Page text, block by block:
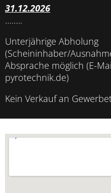
31.12.2026
……..
Unterjährige Abholung
(Scheininhaber/
Absprache möglich (E-
pyrotechnik.de)
Kein Verkauf an